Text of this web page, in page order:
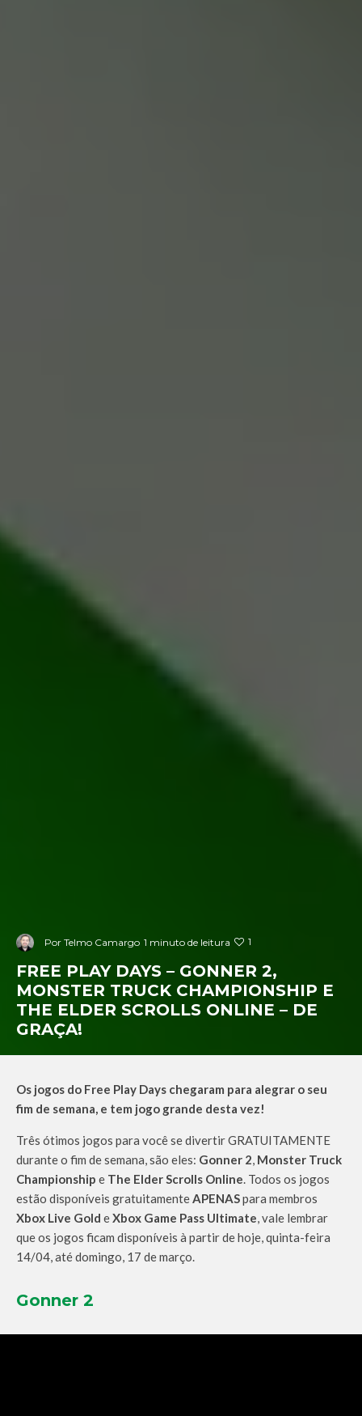
Por Telmo Camargo 1 minuto de leitura 1
FREE PLAY DAYS – GONNER 2,
MONSTER TRUCK CHAMPIONSHIP E
THE ELDER SCROLLS ONLINE – DE
GRAÇA!
Os jogos do Free Play Days chegaram para alegrar o seu
fim de semana, e tem jogo grande desta vez!
Três ótimos jogos para você se divertir GRATUITAMENTE
durante o fim de semana, são eles: Gonner 2 Monster Truck
Championship e The Elder Scrolls Online . Todos os jogos
estão disponíveis gratuitamente APENASpara membros
Xbox Live Gold eXbox Game Pass Ultimate , vale lembrar
que os jogos ficam disponíveis à partir de hoje, quinta-feira
14/04, até domingo, 17 de março.
Gonner 2